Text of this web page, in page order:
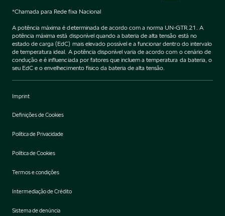
*Chamada para Rede fixa Nacional
A potência máxima é determinada de acordo com a norma UN-GTR.21. A
potência máxima está disponível quando a bateria de alta tensão está no
estado de carga (EdC) mais elevado possível e a funcionar dentro do intervalo
de temperatura ideal. A potência disponível varia de acordo com o cenário de
condução e é influenciada por fatores que incluem a temperatura da bateria, o
seu EdC e o envelhecimento físico da bateria de alta tensão.
Imprint
Definições de Cookies
Política de Privacidade
Política de Cookies
Termos e condições
Intermediação de Crédito
Sistema de denúncia